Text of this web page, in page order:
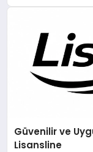
Güvenilir ve
Lisansline